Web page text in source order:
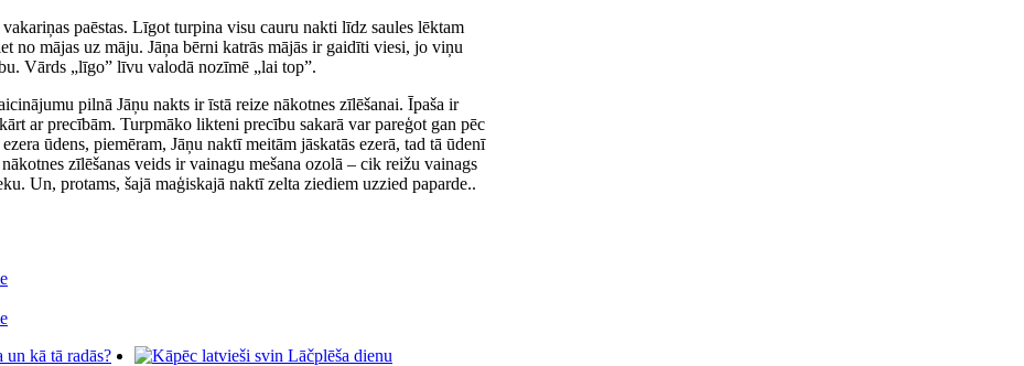
paēstas. Līgot turpina visu cauru nakti līdz saules lēktam
no mājas uz māju. Jāņa bērni katrās mājās ir gaidīti viesi, jo viņu
Vārds „līgo” līvu valodā nozīmē „lai top”.
pilnā Jāņu nakts ir īstā reize nākotnes zīlēšanai. Īpaša ir
ar precībām. Turpmāko likteni precību sakarā var pareģot gan pēc
ūdens, piemēram, Jāņu naktī meitām jāskatās ezerā, tad tā ūdenī
zīlēšanas veids ir vainagu mešana ozolā – cik reižu vainags
Un, protams, šajā maģiskajā naktī zelta ziediem uzzied paparde..